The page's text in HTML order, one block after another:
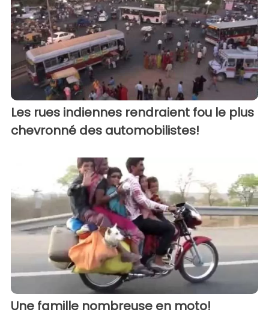
Les rues indiennes rendraient fou le plus
chevronné des automobilistes!
Une famille nombreuse en moto!